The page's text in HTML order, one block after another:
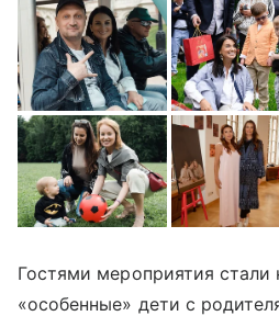
Гостями мероприятия стали
«особенные» дети с